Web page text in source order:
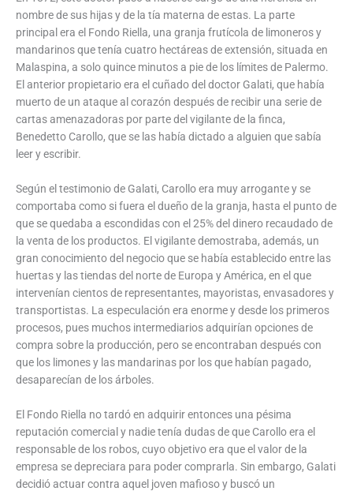
nombre de sus hijas y de la tía materna de estas. La parte
principal era el Fondo Riella, una granja frutícola de limoneros y
mandarinos que tenía cuatro hectáreas de extensión, situada en
Malaspina, a solo quince minutos a pie de los límites de Palermo.
El anterior propietario era el cuñado del doctor Galati, que había
muerto de un ataque al corazón después de recibir una serie de
cartas amenazadoras por parte del vigilante de la finca,
Benedetto Carollo, que se las había dictado a alguien que sabía
leer y escribir.
Según el testimonio de Galati, Carollo era muy arrogante y se
comportaba como si fuera el dueño de la granja, hasta el punto de
que se quedaba a escondidas con el 25% del dinero recaudado de
la venta de los productos. El vigilante demostraba, además, un
gran conocimiento del negocio que se había establecido entre las
huertas y las tiendas del norte de Europa y América, en el que
intervenían cientos de representantes, mayoristas, envasadores y
transportistas. La especulación era enorme y desde los primeros
procesos, pues muchos intermediarios adquirían opciones de
compra sobre la producción, pero se encontraban después con
que los limones y las mandarinas por los que habían pagado,
desaparecían de los árboles.
El Fondo Riella no tardó en adquirir entonces una pésima
reputación comercial y nadie tenía dudas de que Carollo era el
responsable de los robos, cuyo objetivo era que el valor de la
empresa se depreciara para poder comprarla. Sin embargo, Galati
decidió actuar contra aquel joven mafioso y buscó un